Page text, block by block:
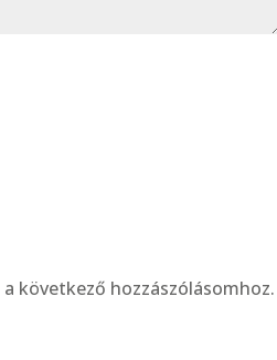
következő hozzászólásomhoz.